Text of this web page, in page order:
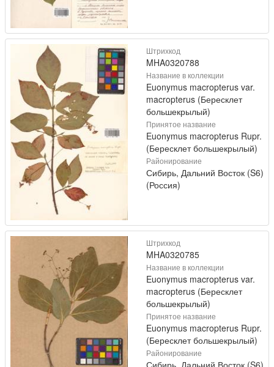
Штрихкод
MHA0320788
Название в коллекции
Euonymus macropterus var.
macropterus (Бересклет
большекрылый)
Принятое название
Euonymus macropterus Rupr.
(Бересклет большекрылый)
Районирование
Сибирь, Дальний Восток (S6)
(Россия)
Штрихкод
MHA0320785
Название в коллекции
Euonymus macropterus var.
macropterus (Бересклет
большекрылый)
Принятое название
Euonymus macropterus Rupr.
(Бересклет большекрылый)
Районирование